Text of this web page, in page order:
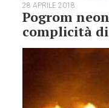
28 APRILE 2018
Pogrom
complicità